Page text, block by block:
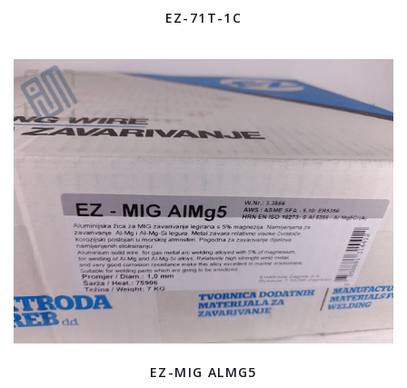
EZ-71T-1C
EZ-MIG ALMG5